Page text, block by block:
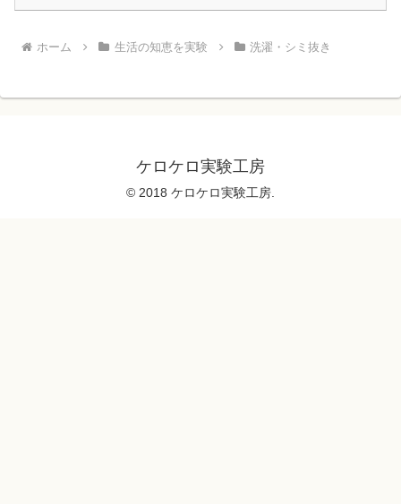
ホーム 生活の知恵を実験 洗濯・シミ抜き
ケロケロ実験工房
© 2018 ケロケロ実験工房.